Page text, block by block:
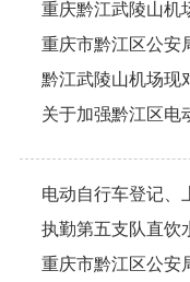
重庆市黔江区公安
关于加强黔江区电
电动自行车登记、
执勤第五支队直饮
重庆市黔江区公安